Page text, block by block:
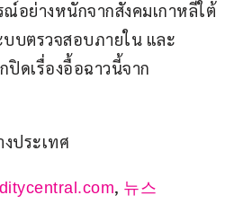
อย่างหนักจากสังคมเกาหลีใต้
บตรวจสอบภายใน และ
ดเรื่องอื้อฉาวนี้จาก
งประเทศ
, 뉴스